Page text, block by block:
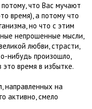
что Вас мучают
время), а потому что
но что с этим
непрошенные мысли,
любви, страсти,
нибудь произошло,
это время в избытке.
направленных на
активно, смело